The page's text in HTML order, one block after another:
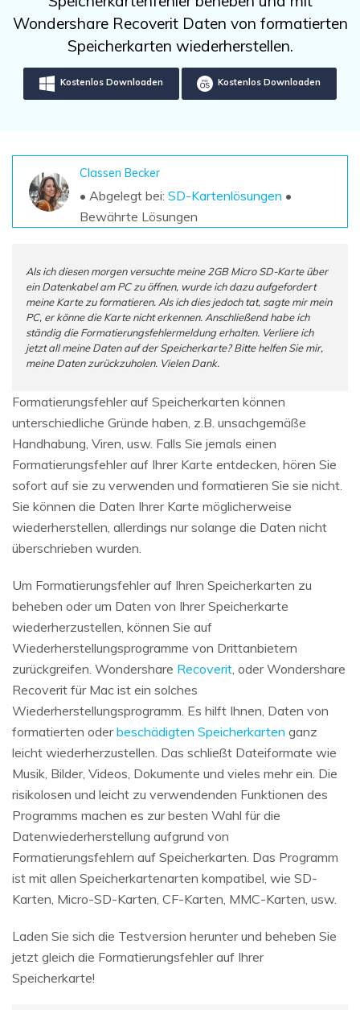
Unbegrenzte Daten vom Mac-System
wiederherstellen
Kostenlos Testen
Verlorene/gel?schte Daten kostenlos
wiederherstellen
Weitere Produkte
Repairit - Datenreparatur
UBackit - Datensicherung
Datenverlust-Szenarien
ALLE FUNKTIONEN ENTDECKEN
Sign In
search
Wondershare Recoverit Daten von formatierten
Speicherkarten wiederherstellen.
Kostenlos Downloaden Kostenlos Downloaden
Classen Becker
• Abgelegt bei: SD-Kartenlösungen •
Bewährte Lösungen
Als ich diesen morgen versuchte meine 2GB Micro SD-Karte über
ein Datenkabel am PC zu öffnen, wurde ich dazu aufgefordert
meine Karte zu formatieren. Als ich dies jedoch tat, sagte mir mein
PC, er könne die Karte nicht erkennen. Anschließend habe ich
ständig die Formatierungsfehlermeldung erhalten. Verliere ich
jetzt all meine Daten auf der Speicherkarte? Bitte helfen Sie mir,
meine Daten zurückzuholen. Vielen Dank.
Formatierungsfehler auf Speicherkarten können
unterschiedliche Gründe haben, z.B. unsachgemäße
Handhabung, Viren, usw. Falls Sie jemals einen
Formatierungsfehler auf Ihrer Karte entdecken, hören Sie
sofort auf sie zu verwenden und formatieren Sie sie nicht.
Sie können die Daten Ihrer Karte möglicherweise
wiederherstellen, allerdings nur solange die Daten nicht
überschrieben wurden.
Um Formatierungsfehler auf Ihren Speicherkarten zu
beheben oder um Daten von Ihrer Speicherkarte
wiederherzustellen, können Sie auf
Wiederherstellungsprogramme von Drittanbietern
zurückgreifen. Wondershare Recoverit , oder Wondershare
Recoverit für Mac ist ein solches
Wiederherstellungsprogramm. Es hilft Ihnen, Daten von
formatierten oderbeschädigten Speicherkarten ganz
leicht wiederherzustellen. Das schließt Dateiformate wie
Musik, Bilder, Videos, Dokumente und vieles mehr ein. Die
risikolosen und leicht zu verwendenden Funktionen des
Programms machen es zur besten Wahl für die
Datenwiederherstellung aufgrund von
Formatierungsfehlern auf Speicherkarten. Das Programm
ist mit allen Speicherkartenarten kompatibel, wie SD-
Karten, Micro-SD-Karten, CF-Karten, MMC-Karten, usw.
Laden Sie sich die Testversion herunter und beheben Sie
jetzt gleich die Formatierungsfehler auf Ihrer
Speicherkarte!